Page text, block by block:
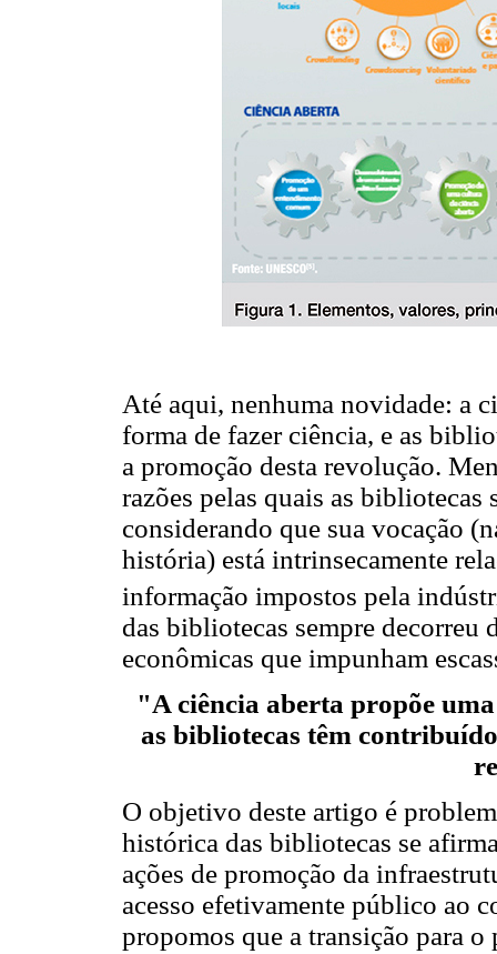
Até aqui, nenhuma novidade: a
forma de fazer ciência, e as
a promoção desta revolução.
razões pelas quais as
considerando que sua vocação
história) está intrinsecamente
informação impostos pela
das bibliotecas sempre decorreu
econômicas que impunham
"A ciência aberta propõe
as bibliotecas têm
O objetivo deste artigo é
histórica das bibliotecas se
ações de promoção da
acesso efetivamente público ao
propomos que a transição para